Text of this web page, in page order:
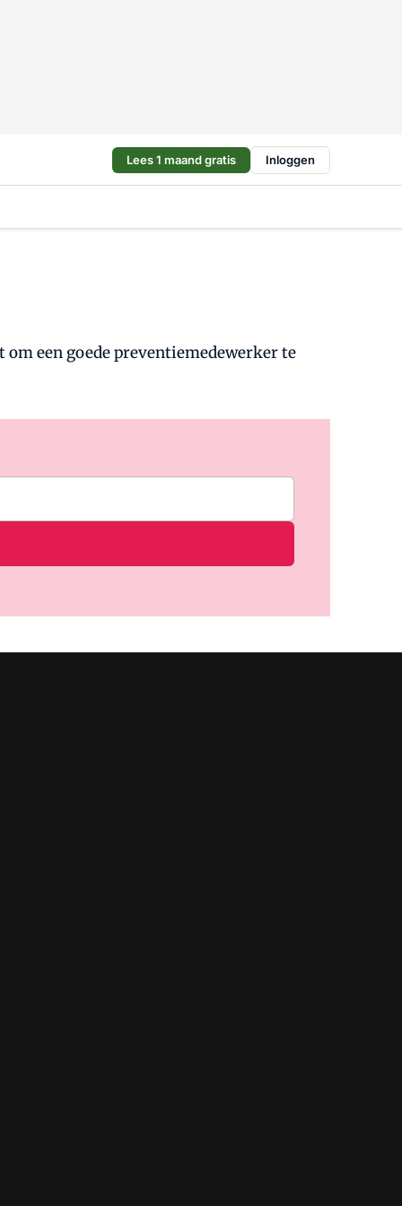
Lees 1 maand gratis Inloggen
om een goede preventiemedewerker te